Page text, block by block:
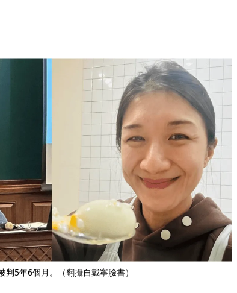
5年6個月。（翻攝自戴寧臉書）